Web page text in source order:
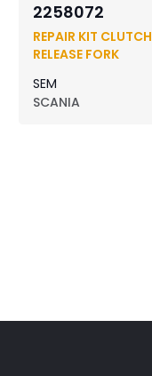
2258072
REPAIR KIT CLUTCH
RELEASE FORK
SEM
SCANIA